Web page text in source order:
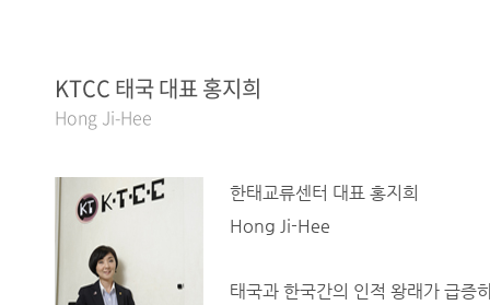
KTCC 태국 대표 홍지희
Hong Ji-Hee
한태교류센터 대표 홍지희
Hong Ji-Hee
태국과 한국간의 인적 왕래가 급증